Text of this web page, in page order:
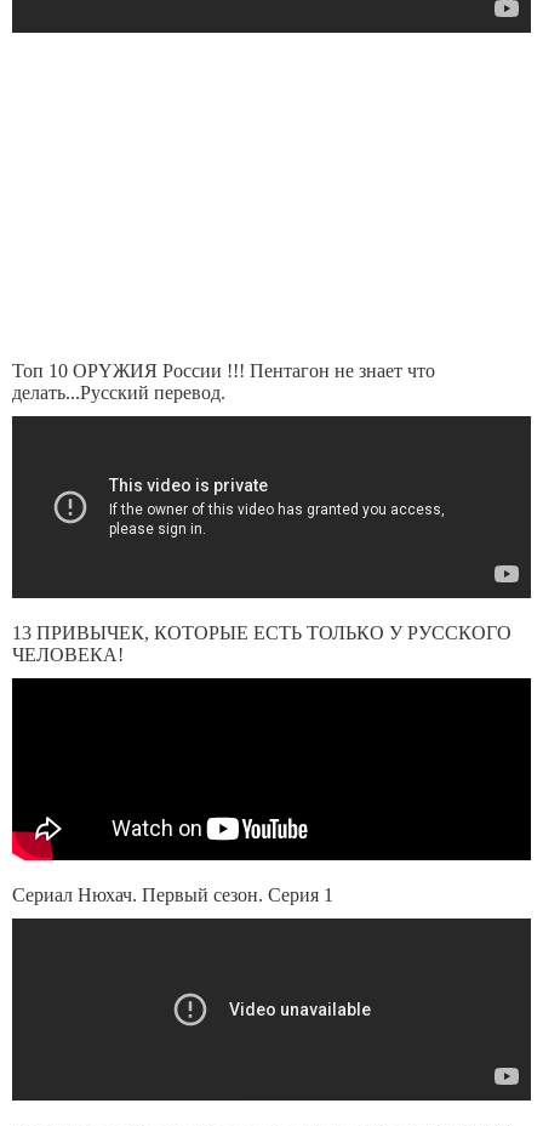
Топ 10 OPYЖИЯ России !!! Пентагон не знает что
делать...Русский перевод.
13 ПРИВЫЧЕК, КОТОРЫЕ ЕСТЬ ТОЛЬКО У РУССКОГО
ЧЕЛОВЕКА!
Сериал Нюхач. Первый сезон. Серия 1